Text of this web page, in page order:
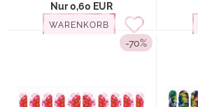
Nur 0,60 EUR
WARENKORB
-70%